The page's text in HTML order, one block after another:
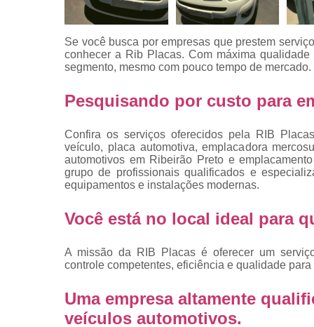
Placas
Placas
mercosul
carro
Reforma
placas
Troca de
Trocas de
placas
Se você busca por empresas que prestem
conhecer a Rib Placas. Com máxima
segmento, mesmo com pouco tempo de mercado.
Pesquisando por custo para
Confira os serviços oferecidos pela RIB
veículo, placa automotiva, emplacadora
automotivos em Ribeirão Preto e
grupo de profissionais qualificados e
equipamentos e instalações modernas.
Você está no local ideal para
A missão da RIB Placas é oferecer um
controle competentes, eficiência e qualidade
Uma empresa altamente
veículos automotivos.